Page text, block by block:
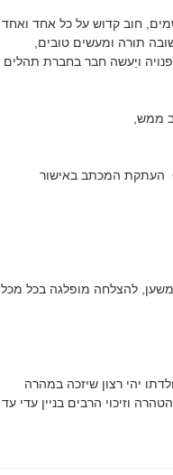
חוב קדוש על כל אחד ואחד
תורה ומעשים טובים,
ויֵעשה חבר בחברת תהלים
ממש,
• העתקת המכתב באישור
משען, להצלחה מופלגה בכל מכל
יהי רצון שיזכה במהרה
וזיכוי הרבים בניין עדי עד